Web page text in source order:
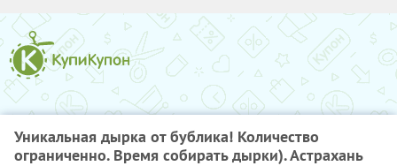
Уникальная дырка от бублика! Количество
ограниченно. Время собирать дырки). Астрахань